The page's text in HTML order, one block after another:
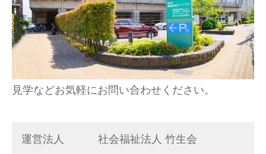
見学などお気軽にお問い合わせください。
運営法人
社会福祉法人 竹生会